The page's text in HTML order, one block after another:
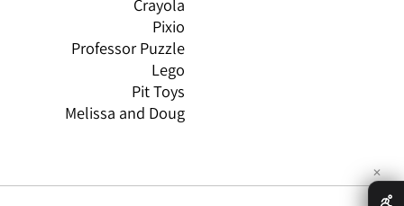
Headu
Foxmind
Shafir
Crayola
Professor Puzzle
Melissa and Doug